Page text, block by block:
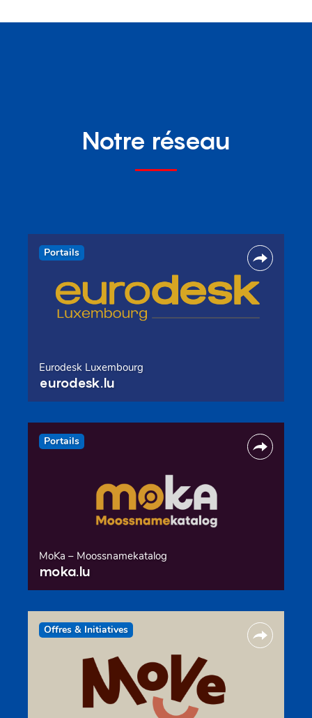
Notre réseau
Portails
Eurodesk Luxembourg
eurodesk.lu
Portails
MoKa – Moossnamekatalog
moka.lu
Offres & Initiatives